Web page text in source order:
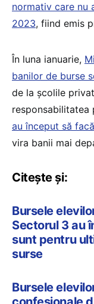
normativ care nu
2023, fiind emis
În luna ianuarie,
banilor de burse
de la școlile
responsabilitatea
au început să
vira banii mai
Citește și:
Bursele
Sectorul 3 au
sunt pentru
surse
Bursele